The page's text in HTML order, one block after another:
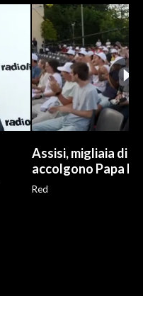
Assisi, migliaia di
accolgono Papa
Red